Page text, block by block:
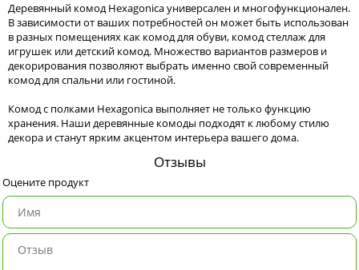
Деревянный комод Hexagonica универсален и многофункционален.
В зависимости от ваших потребностей он может быть использован
в разных помещениях как комод для обуви, комод стеллаж для
игрушек или детский комод. Множество вариантов размеров и
декорирования позволяют выбрать именно свой современный
комод для спальни или гостиной.
Комод с полками Hexagonica выполняет не только функцию
хранения. Наши деревянные комоды подходят к любому стилю
декора и станут ярким акцентом интерьера вашего дома.
Отзывы
Оцените продукт